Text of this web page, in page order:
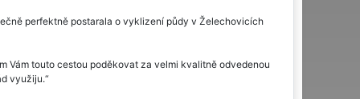
perfektně postarala o vyklizení půdy v Želechovicích
touto cestou poděkovat za velmi kvalitně odvedenou
využiju.